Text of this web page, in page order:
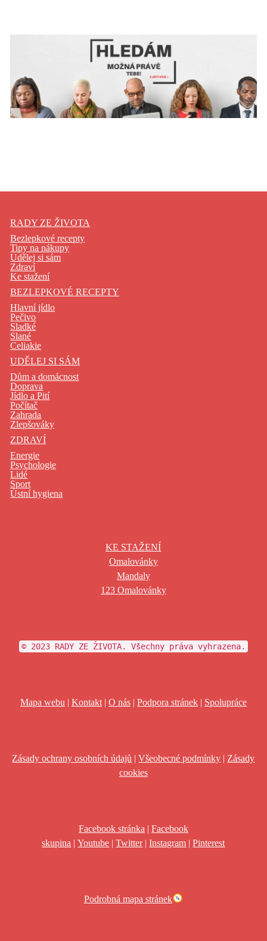
RADY ZE ŽIVOTA
Bezlepkové recepty
Tipy na nákupy
Udělej si sám
Zdraví
Ke stažení
BEZLEPKOVÉ RECEPTY
Hlavní jídlo
Pečivo
Sladké
Slané
Celiakie
UDĚLEJ SI SÁM
Dům a domácnost
Doprava
Jídlo a Pití
Počítač
Zahrada
Zlepšováky
ZDRAVÍ
Energie
Psychologie
Lidé
Sport
Ústní hygiena
KE STAŽENÍ
Omalovánky
Mandaly
123 Omalovánky
© 2023 RADY ZE ŽIVOTA. Všechny práva vyhrazena.
Mapa webu | Kontakt| O nás| Podpora stránek| Spolupráce
Zásady ochrany osobních údajů |Všeobecné podmínky | Zásady
cookies
Facebook stránka | Facebook
skupina |Youtube |Twitter|Instagram |Pinterest
Podrobná mapa stránek